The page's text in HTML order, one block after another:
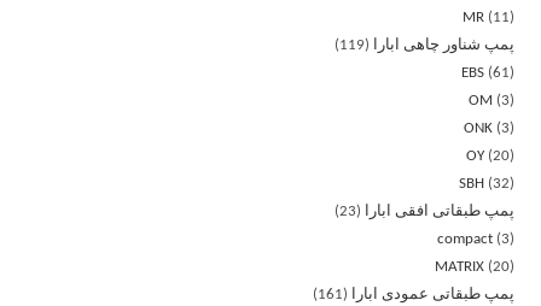
MR
11
پمپ شناور چاهی ابارا
119
EBS 61
OM
3
ONK 3
OY 20
SBH
32
پمپ طبقاتی افقی ابارا
23
compact 3
MATRIX 20
پمپ طبقاتی عمودی ابارا
161